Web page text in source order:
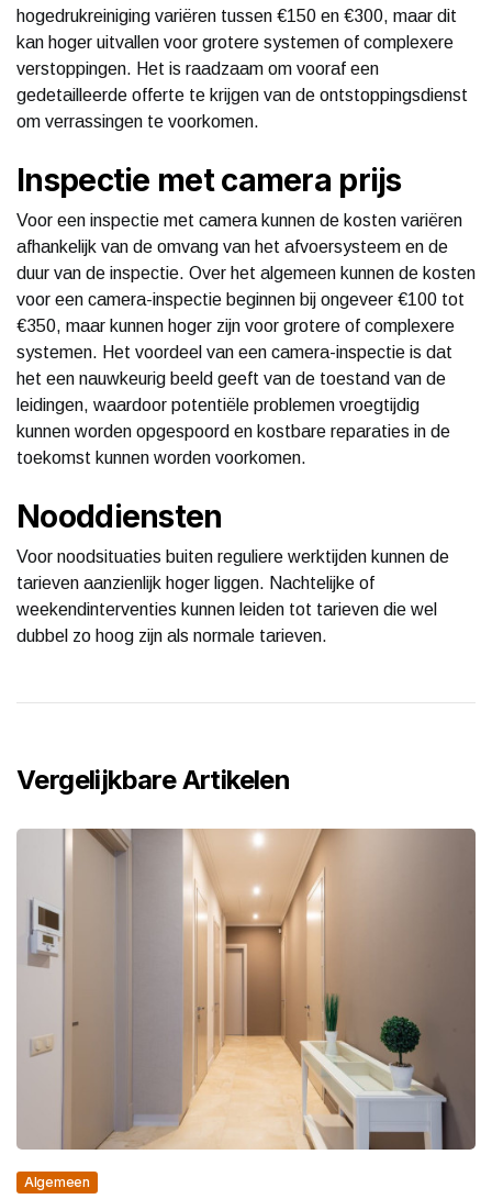
hogedrukreiniging variëren tussen €150 en €300, maar dit
kan hoger uitvallen voor grotere systemen of complexere
verstoppingen. Het is raadzaam om vooraf een
gedetailleerde offerte te krijgen van de ontstoppingsdienst
om verrassingen te voorkomen.
Inspectie met camera prijs
Voor een inspectie met camera kunnen de kosten variëren
afhankelijk van de omvang van het afvoersysteem en de
duur van de inspectie. Over het algemeen kunnen de kosten
voor een camera-inspectie beginnen bij ongeveer €100 tot
€350, maar kunnen hoger zijn voor grotere of complexere
systemen. Het voordeel van een camera-inspectie is dat
het een nauwkeurig beeld geeft van de toestand van de
leidingen, waardoor potentiële problemen vroegtijdig
kunnen worden opgespoord en kostbare reparaties in de
toekomst kunnen worden voorkomen.
Nooddiensten
Voor noodsituaties buiten reguliere werktijden kunnen de
tarieven aanzienlijk hoger liggen. Nachtelijke of
weekendinterventies kunnen leiden tot tarieven die wel
dubbel zo hoog zijn als normale tarieven.
Vergelijkbare Artikelen
Algemeen